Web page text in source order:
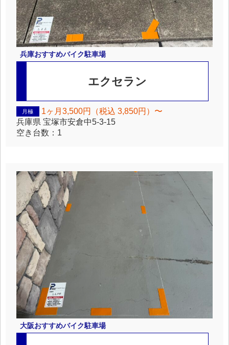
兵庫おすすめバイク駐車場
エクセラン
月極
1ヶ月3,500円（税込 3,850円）〜
兵庫県 宝塚市安倉中5-3-15
空き台数： 1
大阪おすすめバイク駐車場